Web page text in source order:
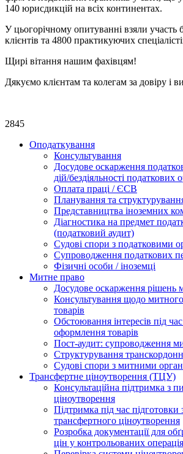
140 юрисдикцій на всіх континентах.
У цьогорічному опитуванні взяли участь
клієнтів та 4800 практикуючих
Щирі вітання нашим фахівцям!
Дякуємо клієнтам та колегам за довіру і
2845
Оподаткування
Консультування
Досудове оскарження
дій/бездіяльності податкових
Оплата праці / ЄСВ
Планування та
Представництва іноземних
Діагностика на предмет
(податковий аудит)
Судові спори з податковими
Супроводження податкових
Фізичні особи / іноземці
Митне право
Досудове оскарження рішень
Консультування щодо
товарів
Обстоювання інтересів під
оформлення товарів
Пост-аудит: супроводження
Структурування
Судові спори з митними
Трансфертне ціноутворення (ТЦУ)
Консультаційна підтримка з
ціноутворення
Підтримка під час підготовки
трансфертного ціноутворення
Розробка документації для
цін у контрольованих